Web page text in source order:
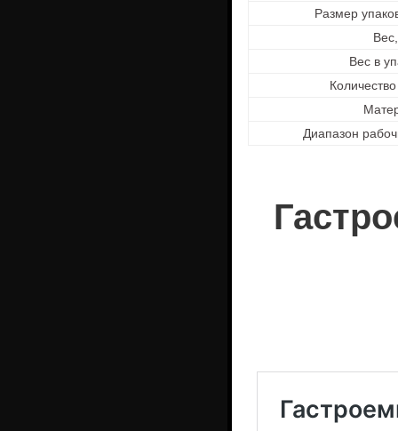
Размер
Вес в
Диапазон